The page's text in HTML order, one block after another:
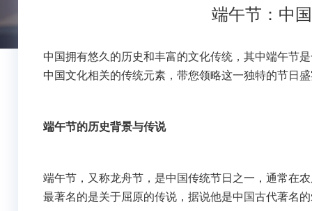
端午节：中
中国拥有悠久的历史和丰富的文化传统，其中端午节
中国文化相关的传统元素，带您领略这一独特的节日
端午节的历史背景与传说
端午节，又称龙舟节，是中国传统节日之一，通常在
最著名的是关于屈原的传说，据说他是中国古代著名